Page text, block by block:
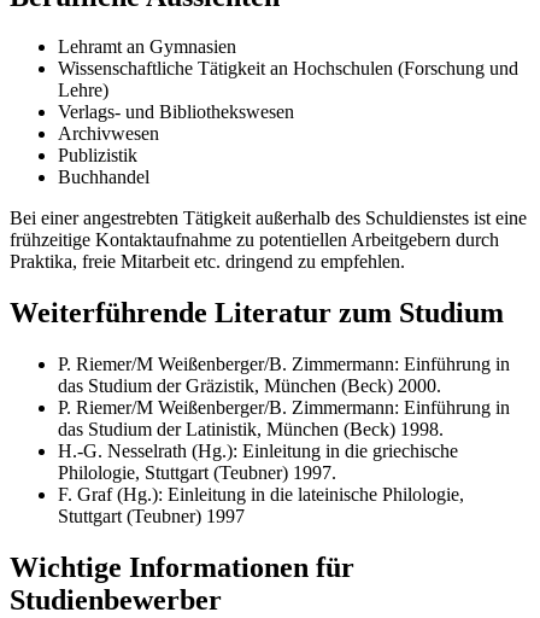
Lehramt an Gymnasien
Wissenschaftliche Tätigkeit an Hochschulen (Forschung und
Lehre)
Verlags- und Bibliothekswesen
Archivwesen
Publizistik
Buchhandel
Bei einer angestrebten Tätigkeit außerhalb des Schuldienstes ist eine
frühzeitige Kontaktaufnahme zu potentiellen Arbeitgebern durch
Praktika, freie Mitarbeit etc. dringend zu empfehlen.
Weiterführende Literatur zum Studium
P. Riemer/M Weißenberger/B. Zimmermann: Einführung in
das Studium der Gräzistik, München (Beck) 2000.
P. Riemer/M Weißenberger/B. Zimmermann: Einführung in
das Studium der Latinistik, München (Beck) 1998.
H.-G. Nesselrath (Hg.): Einleitung in die griechische
Philologie, Stuttgart (Teubner) 1997.
F. Graf (Hg.): Einleitung in die lateinische Philologie,
Stuttgart (Teubner) 1997
Wichtige Informationen für
Studienbewerber